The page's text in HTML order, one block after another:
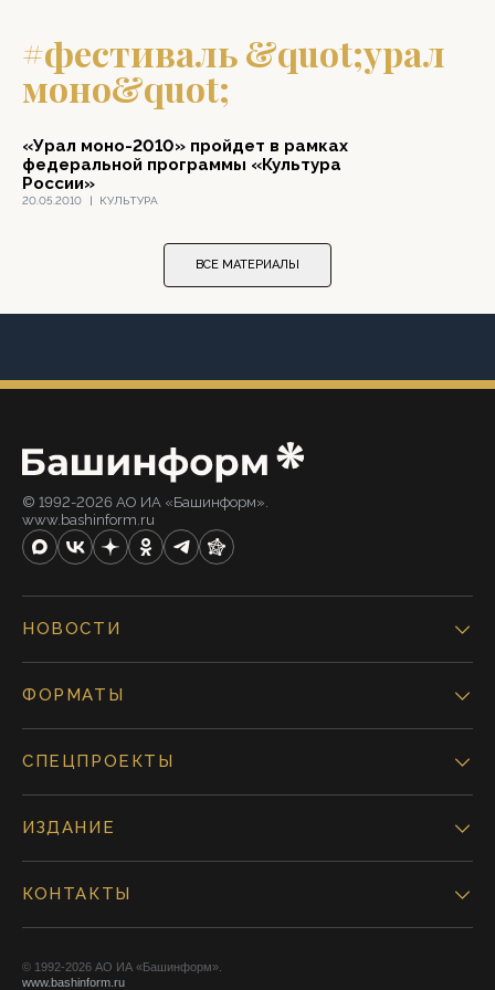
#фестиваль &quot;урал
моно&quot;
20.05.2010 | КУЛЬТУРА
«Урал моно-2010» пройдет в рамках
федеральной программы «Культура
России»
ВСЕ МАТЕРИАЛЫ
© 1992-2026 АО ИА «Башинформ».
www.bashinform.ru
НОВОСТИ
ФОРМАТЫ
СПЕЦПРОЕКТЫ
ИЗДАНИЕ
КОНТАКТЫ
© 1992-2026 АО ИА «Башинформ».
www.bashinform.ru